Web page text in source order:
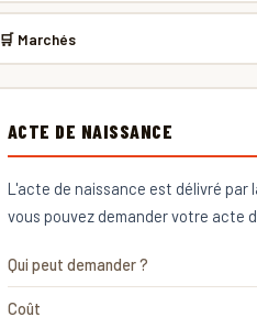
🛒 Marchés
ACTE DE NAISSANCE
L'acte de naissance est délivré par
vous pouvez demander votre acte
Qui peut demander ?
Coût